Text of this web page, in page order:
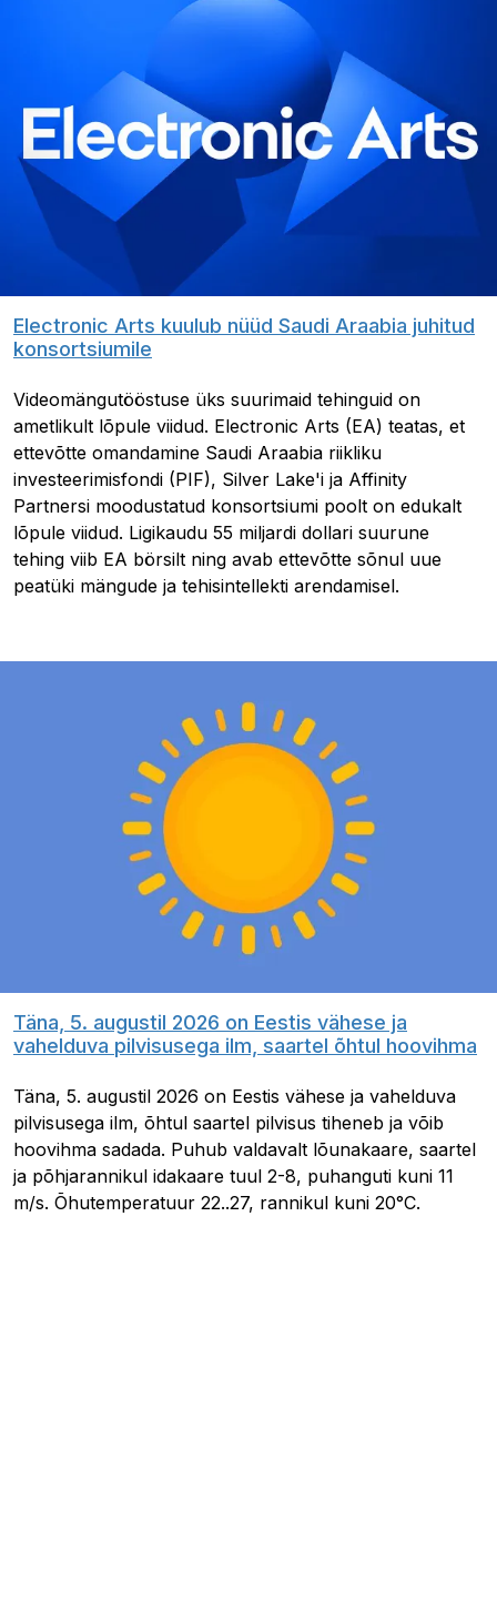
Electronic Arts kuulub nüüd Saudi Araabia juhitud
konsortsiumile
Videomängutööstuse üks suurimaid tehinguid on
ametlikult lõpule viidud. Electronic Arts (EA) teatas, et
ettevõtte omandamine Saudi Araabia riikliku
investeerimisfondi (PIF), Silver Lake'i ja Affinity
Partnersi moodustatud konsortsiumi poolt on edukalt
lõpule viidud. Ligikaudu 55 miljardi dollari suurune
tehing viib EA börsilt ning avab ettevõtte sõnul uue
peatüki mängude ja tehisintellekti arendamisel.
Täna, 5. augustil 2026 on Eestis vähese ja
vahelduva pilvisusega ilm, saartel õhtul hoovihma
Täna, 5. augustil 2026 on Eestis vähese ja vahelduva
pilvisusega ilm, õhtul saartel pilvisus tiheneb ja võib
hoovihma sadada. Puhub valdavalt lõunakaare, saartel
ja põhjarannikul idakaare tuul 2-8, puhanguti kuni 11
m/s. Õhutemperatuur 22..27, rannikul kuni 20°C.